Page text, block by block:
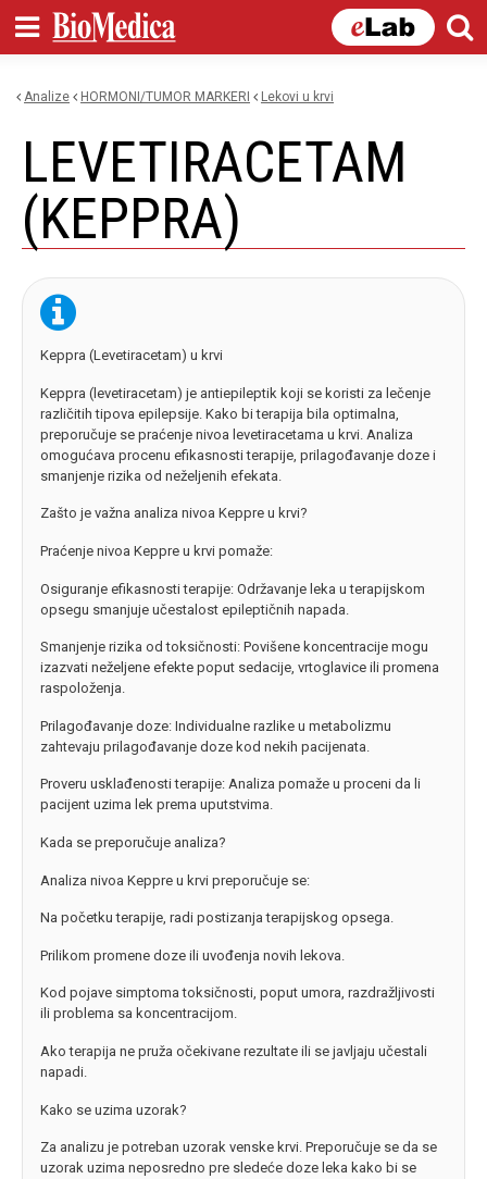
content
Analize HORMONI/TUMOR MARKERI lekovi u krvi
LEVETIRACETAM
(KEPPRA)
Keppra (Levetiracetam) u krvi
Keppra (levetiracetam) je antiepileptik koji se koristi za lečenje
različitih tipova epilepsije. Kako bi terapija bila optimalna,
preporučuje se praćenje nivoa levetiracetama u krvi. Analiza
omogućava procenu efikasnosti terapije, prilagođavanje doze i
smanjenje rizika od neželjenih efekata.
Zašto je važna analiza nivoa Keppre u krvi?
Praćenje nivoa Keppre u krvi pomaže:
Osiguranje efikasnosti terapije: Održavanje leka u terapijskom
opsegu smanjuje učestalost epileptičnih napada.
Smanjenje rizika od toksičnosti: Povišene koncentracije mogu
izazvati neželjene efekte poput sedacije, vrtoglavice ili promena
raspoloženja.
Prilagođavanje doze: Individualne razlike u metabolizmu
zahtevaju prilagođavanje doze kod nekih pacijenata.
Proveru usklađenosti terapije: Analiza pomaže u proceni da li
pacijent uzima lek prema uputstvima.
Kada se preporučuje analiza?
Analiza nivoa Keppre u krvi preporučuje se:
Na početku terapije, radi postizanja terapijskog opsega.
Prilikom promene doze ili uvođenja novih lekova.
Kod pojave simptoma toksičnosti, poput umora, razdražljivosti
ili problema sa koncentracijom.
Ako terapija ne pruža očekivane rezultate ili se javljaju učestali
napadi.
Kako se uzima uzorak?
Za analizu je potreban uzorak venske krvi. Preporučuje se da se
uzorak uzima neposredno pre sledeće doze leka kako bi se